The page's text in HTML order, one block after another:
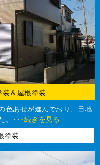
＆屋根塗装
色あせが進んでおり、目地
･･･続きを見る
塗装